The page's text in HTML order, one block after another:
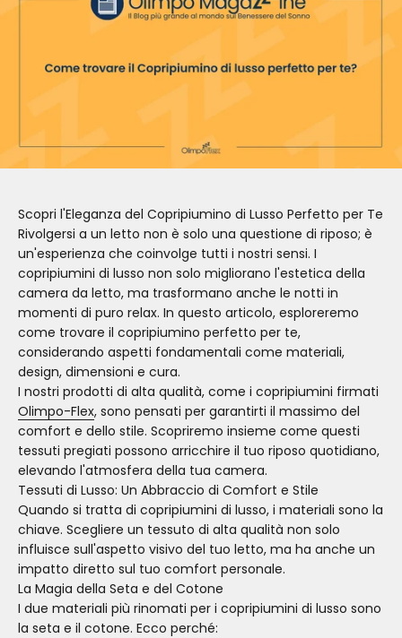
Scopri l'Eleganza del Copripiumino di Lusso Perfetto per Te
Rivolgersi a un letto non è solo una questione di riposo; è
un'esperienza che coinvolge tutti i nostri sensi. I
copripiumini di lusso non solo migliorano l'estetica della
camera da letto, ma trasformano anche le notti in
momenti di puro relax. In questo articolo, esploreremo
come trovare il copripiumino perfetto per te,
considerando aspetti fondamentali come materiali,
design, dimensioni e cura.
I nostri prodotti di alta qualità, come i copripiumini firmati
Olimpo-Flex, sono pensati per garantirti il massimo del
comfort e dello stile. Scopriremo insieme come questi
tessuti pregiati possono arricchire il tuo riposo quotidiano,
elevando l'atmosfera della tua camera.
Tessuti di Lusso: Un Abbraccio di Comfort e Stile
Quando si tratta di copripiumini di lusso, i materiali sono la
chiave. Scegliere un tessuto di alta qualità non solo
influisce sull'aspetto visivo del tuo letto, ma ha anche un
impatto diretto sul tuo comfort personale.
La Magia della Seta e del Cotone
I due materiali più rinomati per i copripiumini di lusso sono
la seta e il cotone. Ecco perché: